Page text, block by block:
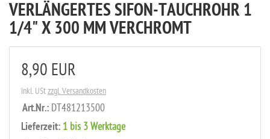
VERLÄNGERTES SIFON-TAUCHROHR 1
1/4" X 300 MM VERCHROMT
8,90 EUR
inkl. UStzzgl. Versandkosten
Art.Nr.: DT481213500
Lieferzeit: 1 bis 3 Werktage